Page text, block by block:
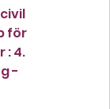
för
: 4.
-